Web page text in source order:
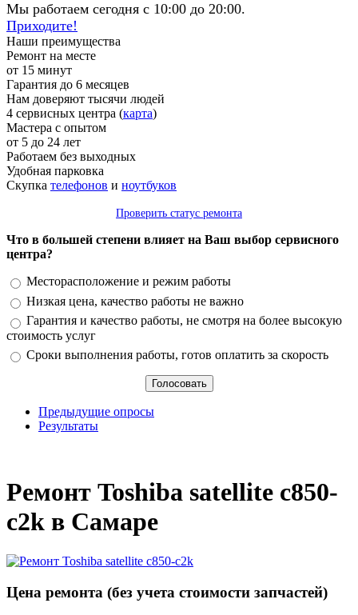
Мы работаем сегодня с 10:00 до 20:00.
Приходите!
Наши преимущества
Ремонт на месте
от 15 минут
Гарантия до 6 месяцев
Нам доверяют тысячи людей
4 сервисных центра (карта)
Мастера с опытом
от 5 до 24 лет
Работаем без выходных
Удобная парковка
Скупка телефонов и ноутбуков
Проверить статус ремонта
Что в большей степени влияет на Ваш выбор сервисного
центра?
Варианты
Месторасположение и режим работы
Низкая цена, качество работы не важно
Гарантия и качество работы, не смотря на более высокую
стоимость услуг
Сроки выполнения работы, готов оплатить за скорость
Предыдущие опросы
Результаты
Ремонт Toshiba satellite c850-
c2k в Самаре
Цена ремонта (без учета стоимости запчастей)